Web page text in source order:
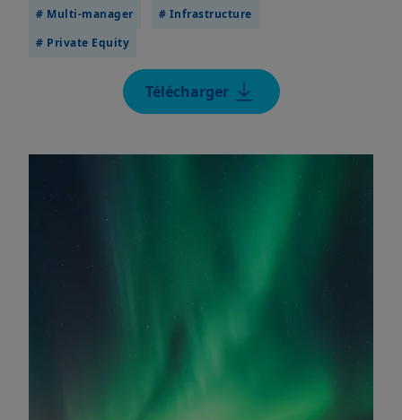
# Multi-manager
# Infrastructure
# Private Equity
Télécharger